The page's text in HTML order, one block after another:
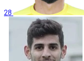
28